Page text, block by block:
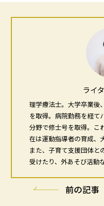
ライ
理学療法士。大学卒業後
を取得。病院勤務を経て
分野で修士号を取得。こ
在は運動指導者の育成、
また、子育て支援団体と
受けたり、外あそび活動
前の記事